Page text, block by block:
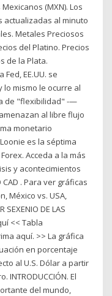
(MXN). Los
actualizadas al minuto
Metales Preciosos
del Platino. Precios
de la Plata.
EE.UU. se
mismo le ocurre al
de "flexibilidad" -—
al libre flujo
monetario
es la séptima
Acceda a la más
y acontecimientos
. Para ver gráficas
México vs. USA,
SEXENIO DE LAS
<< Tabla
aquí. >> La gráfica
en porcentaje
al U.S. Dólar a partir
INTRODUCCIÓN. El
del mundo,